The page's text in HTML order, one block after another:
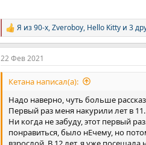
Р
е
а
к
ц
и
Я из 90-х,Zveroboy, Hello Kitty и 3
22 Фев 2021
Кетана написал(а):
Надо наверно, чуть больше
Первый раз меня накурили лет в
Ни когда не забуду, этот первый
понравиться, было нЕчему, но